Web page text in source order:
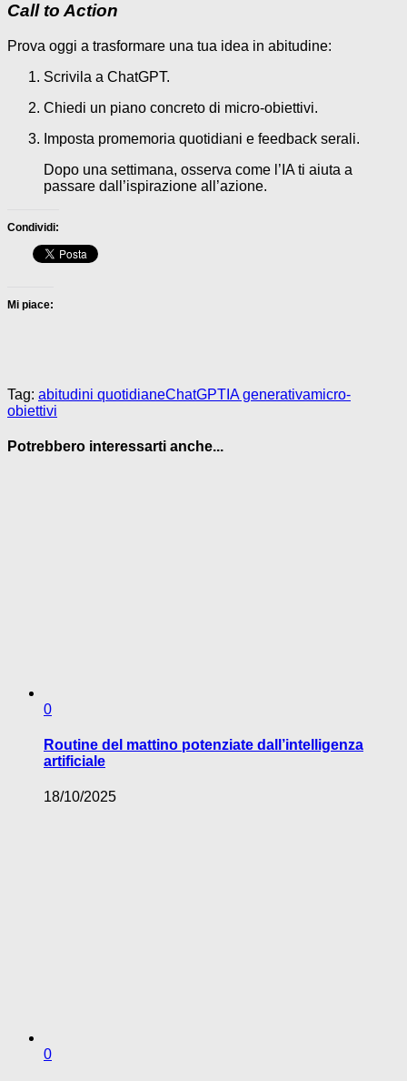
Call to Action
Prova oggi a trasformare una tua idea in abitudine:
Scrivila a ChatGPT.
Chiedi un piano concreto di micro-obiettivi.
Imposta promemoria quotidiani e feedback serali.
Dopo una settimana, osserva come l’IA ti aiuta a
passare dall’ispirazione all’azione.
Condividi:
Mi piace:
Tag: abitudini quotidianeChatGPT IA generativamicro-
obiettivi
Potrebbero interessarti anche...
0
Routine del mattino potenziate dall’intelligenza
artificiale
18/10/2025
0